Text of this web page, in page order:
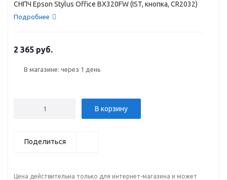
СНПЧ Epson Stylus Office BX320FW (IST, кнопка, CR2032)
Подробнее
2 365 руб.
В магазине: через 1 день
В корзину
Поделиться
Цена действительна только для интернет-магазина и может